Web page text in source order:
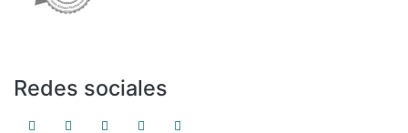
Redes sociales